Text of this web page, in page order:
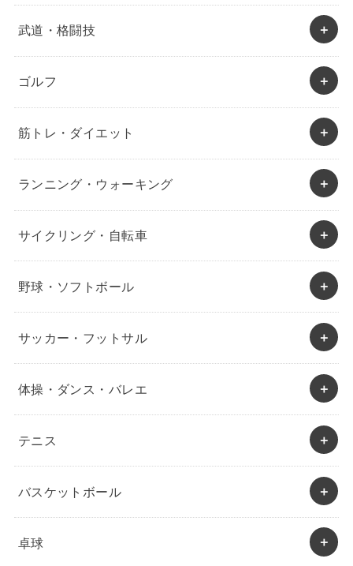
武道・格闘技
ゴルフ
筋トレ・ダイエット
ランニング・ウォーキング
サイクリング・自転車
野球・ソフトボール
サッカー・フットサル
体操・ダンス・バレエ
テニス
バスケットボール
卓球